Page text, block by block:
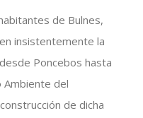
de Bulnes,
insistentemente la
Poncebos hasta
Ambiente del
de dicha